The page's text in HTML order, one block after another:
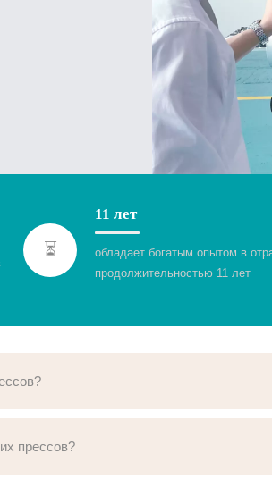
⏳
11 лет
обладает богатым опытом в
продолжительностью 11 лет
прессов?